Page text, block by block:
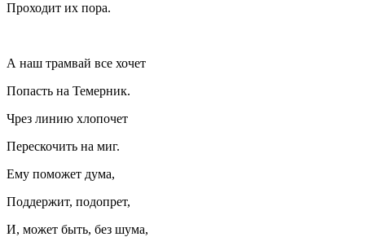
Проходит их пора.
А наш трамвай все хочет
Попасть на Темерник.
Чрез линию хлопочет
Перескочить на миг.
Ему поможет дума,
Поддержит, подопрет,
И, может быть, без шума,